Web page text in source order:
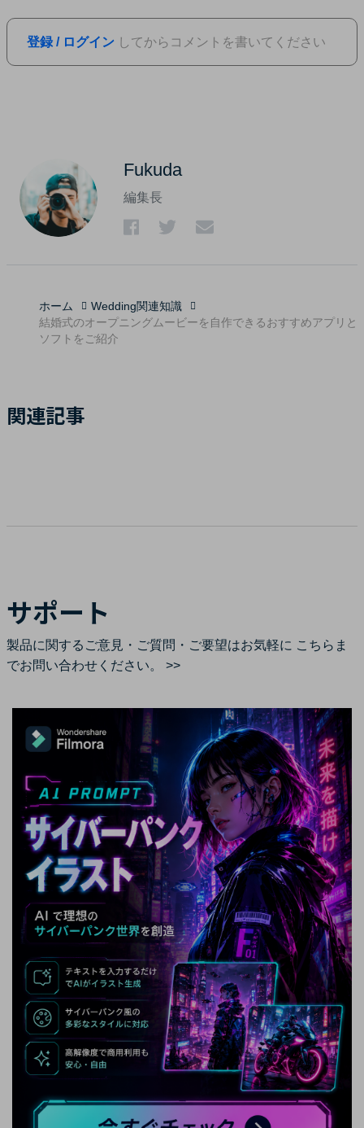
登録 / ログイン してからコメントを書いてください
Fukuda
編集長
ホーム
Wedding関連知識
結婚式のオープニングムービーを自作できるおすすめアプリと
ソフトをご紹介
関連記事
サポート
製品に関するご意見・ご質問・ご要望はお気軽に こちらま
でお問い合わせください。 >>